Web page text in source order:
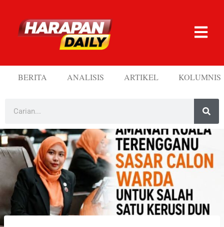
BERITA ANALISIS ARTIKEL KOLUMNIS